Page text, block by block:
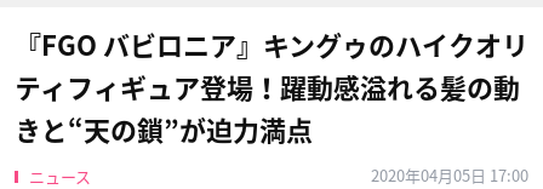
『FGO バビロニア』キングゥのハイクオリ
ティフィギュア登場！躍動感溢れる髪の動
きと“天の鎖”が迫力満点
ニュース
2020年04月05日 17:00